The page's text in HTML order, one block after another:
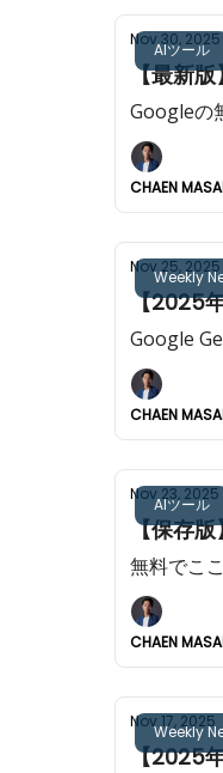
AIツール
Nov 30, 2025
【最新
Googleの
CHAEN
Weekly
Nov 25, 2025
【2025
Google
CHAEN
AIツール
Nov 23, 2025
【保存
無料でこ
CHAEN
Weekly
Nov 17, 2025
【2025